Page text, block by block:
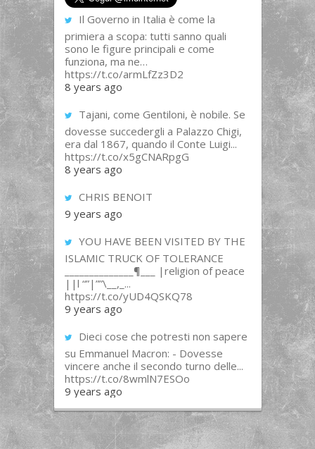
Il Governo in Italia è come la
primiera a scopa: tutti sanno quali
sono le figure principali e come
funziona, ma ne…
https://t.co/armLfZz3D2
8 years ago
Tajani, come Gentiloni, è nobile. Se
dovesse succedergli a Palazzo Chigi,
era dal 1867, quando il Conte Luigi...
https://t.co/x5gCNARpgG
8 years ago
CHRIS BENOIT
9 years ago
YOU HAVE BEEN VISITED BY THE
ISLAMIC TRUCK OF TOLERANCE
______________¶___ |religion of peace
||l “”|””\__,_...
https://t.co/yUD4QSKQ78
9 years ago
Dieci cose che potresti non sapere
su Emmanuel Macron: - Dovesse
vincere anche il secondo turno delle...
https://t.co/8wmlN7ESOo
9 years ago